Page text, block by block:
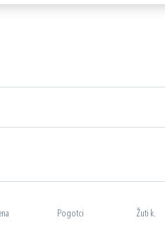
Pogotci Žuti k.